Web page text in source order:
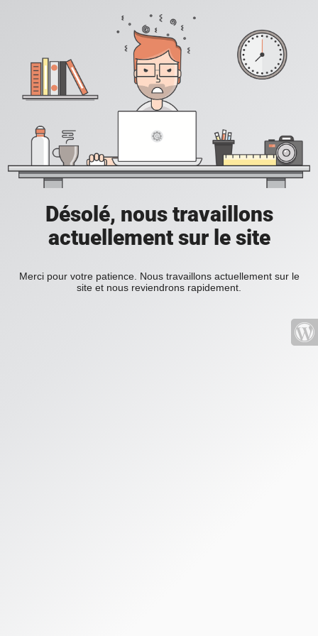
Désolé, nous travaillons
actuellement sur le site
Merci pour votre patience. Nous travaillons actuellement sur le
site et nous reviendrons rapidement.